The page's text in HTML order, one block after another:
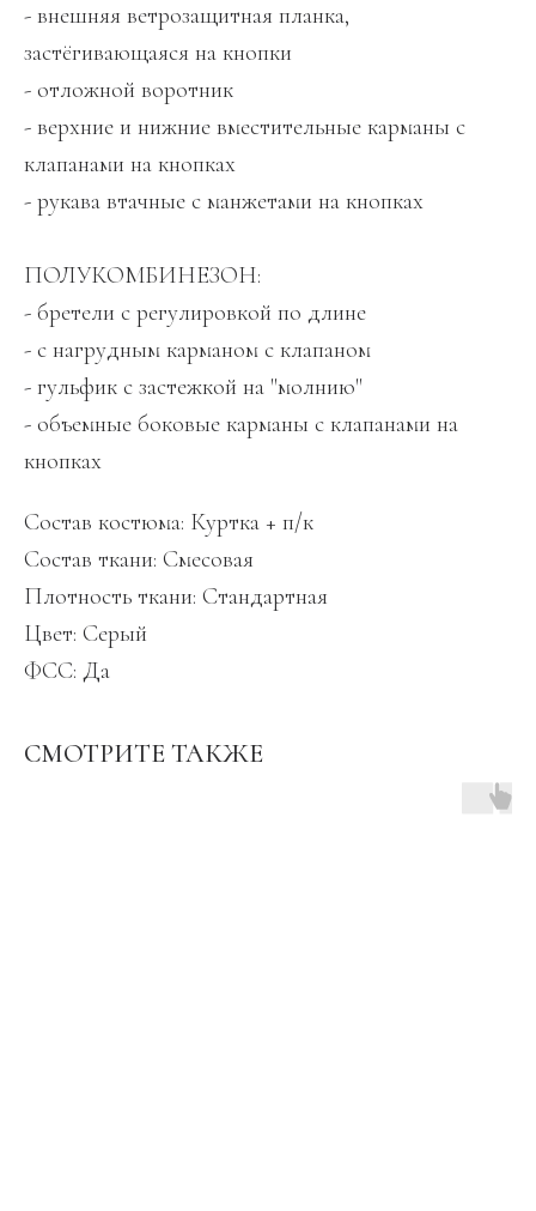
- внешняя ветрозащитная планка,
застёгивающаяся на кнопки
- отложной воротник
- верхние и нижние вместительные карманы с
клапанами на кнопках
- рукава втачные с манжетами на кнопках
ПОЛУКОМБИНЕЗОН:
- бретели с регулировкой по длине
- с нагрудным карманом с клапаном
- гульфик с застежкой на "молнию"
- объемные боковые карманы с клапанами на
кнопках
Состав костюма: Куртка + п/к
Состав ткани: Смесовая
Плотность ткани: Стандартная
Цвет: Серый
ФСС: Да
СМОТРИТЕ ТАКЖЕ